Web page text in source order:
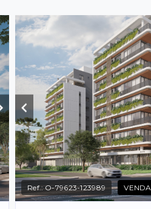
Ref.:O-79623-123989 VENDA